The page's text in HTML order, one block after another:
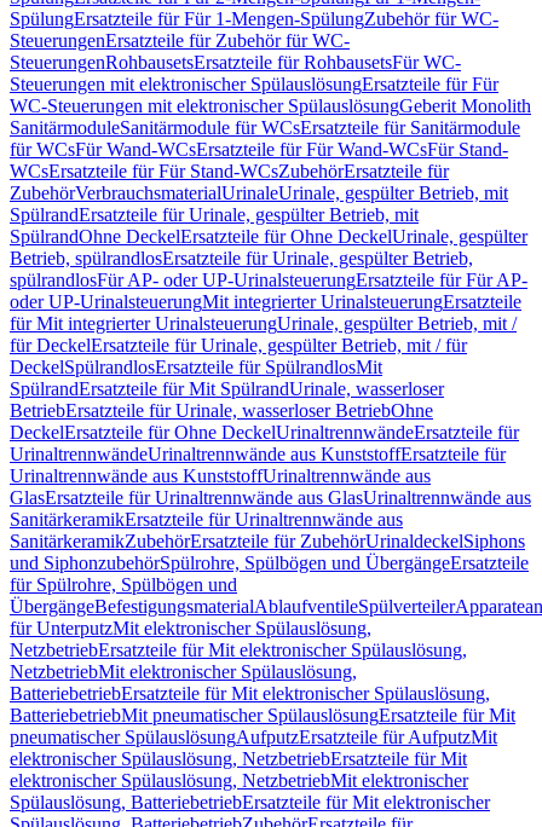
SpülungErsatzteile für Für 1-Mengen-SpülungZubehör für WC-
SteuerungenErsatzteile für Zubehör für WC-
SteuerungenRohbausetsErsatzteile für RohbausetsFür WC-
Steuerungen mit elektronischer SpülauslösungErsatzteile für Für
WC-Steuerungen mit elektronischer SpülauslösungGeberit Monolith
SanitärmoduleSanitärmodule für WCsErsatzteile für Sanitärmodule
für WCsFür Wand-WCsErsatzteile für Für Wand-WCsFür Stand-
WCsErsatzteile für Für Stand-WCsZubehörErsatzteile für
ZubehörVerbrauchsmaterialUrinaleUrinale, gespülter Betrieb, mit
SpülrandErsatzteile für Urinale, gespülter Betrieb, mit
SpülrandOhne DeckelErsatzteile für Ohne DeckelUrinale, gespülter
Betrieb, spülrandlosErsatzteile für Urinale, gespülter Betrieb,
spülrandlosFür AP- oder UP-UrinalsteuerungErsatzteile für Für AP-
oder UP-UrinalsteuerungMit integrierter UrinalsteuerungErsatzteile
für Mit integrierter UrinalsteuerungUrinale, gespülter Betrieb, mit /
für DeckelErsatzteile für Urinale, gespülter Betrieb, mit / für
DeckelSpülrandlosErsatzteile für SpülrandlosMit
SpülrandErsatzteile für Mit SpülrandUrinale, wasserloser
BetriebErsatzteile für Urinale, wasserloser BetriebOhne
DeckelErsatzteile für Ohne DeckelUrinaltrennwändeErsatzteile für
UrinaltrennwändeUrinaltrennwände aus KunststoffErsatzteile für
Urinaltrennwände aus KunststoffUrinaltrennwände aus
GlasErsatzteile für Urinaltrennwände aus GlasUrinaltrennwände aus
SanitärkeramikErsatzteile für Urinaltrennwände aus
SanitärkeramikZubehörErsatzteile für ZubehörUrinaldeckelSiphons
und SiphonzubehörSpülrohre, Spülbögen und ÜbergängeErsatzteile
für Spülrohre, Spülbögen und
ÜbergängeBefestigungsmaterialAblaufventileSpülverteiler
für UnterputzMit elektronischer Spülauslösung,
NetzbetriebErsatzteile für Mit elektronischer Spülauslösung,
NetzbetriebMit elektronischer Spülauslösung,
BatteriebetriebErsatzteile für Mit elektronischer Spülauslösung,
BatteriebetriebMit pneumatischer SpülauslösungErsatzteile für Mit
pneumatischer SpülauslösungAufputzErsatzteile für AufputzMit
elektronischer Spülauslösung, NetzbetriebErsatzteile für Mit
elektronischer Spülauslösung, NetzbetriebMit elektronischer
Spülauslösung, BatteriebetriebErsatzteile für Mit elektronischer